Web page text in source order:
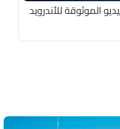
الموثوقة للأندرويد